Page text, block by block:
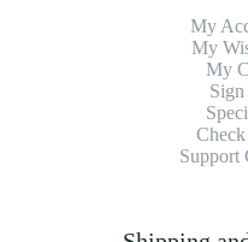
My
My
My
Support